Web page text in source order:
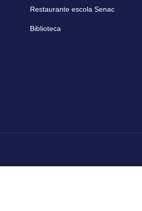
Restaurante escola Senac
Biblioteca